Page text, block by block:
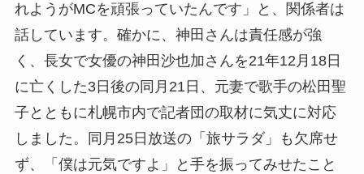
れようがMCを頑張っていたんです」と、関係者は
話しています。確かに、神田さんは責任感が強
く、長女で女優の神田沙也加さんを21年12月18日
に亡くした3日後の同月21日、元妻で歌手の松田聖
子とともに札幌市内で記者団の取材に気丈に対応
しました。同月25日放送の「旅サラダ」も欠席せ
ず、「僕は元気ですよ」と手を振ってみせたこと